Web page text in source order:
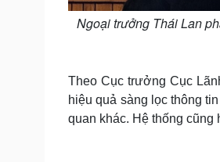
Ngoại trưởng Thái Lan
Theo Cục trưởng Cục
hiệu quả sàng lọc thông
quan khác. Hệ thống cũng